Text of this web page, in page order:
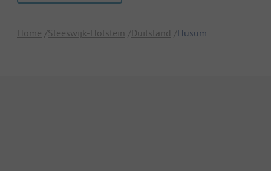
Home Sleeswijk-Holstein Duitsland Husum